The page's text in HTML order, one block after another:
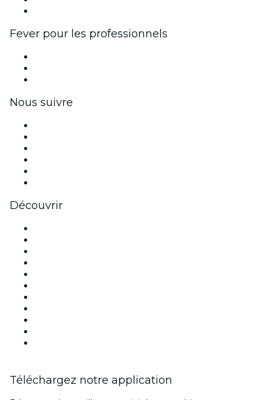
Fever pour les professionnels
Nous suivre
Découvrir
Téléchargez notre application